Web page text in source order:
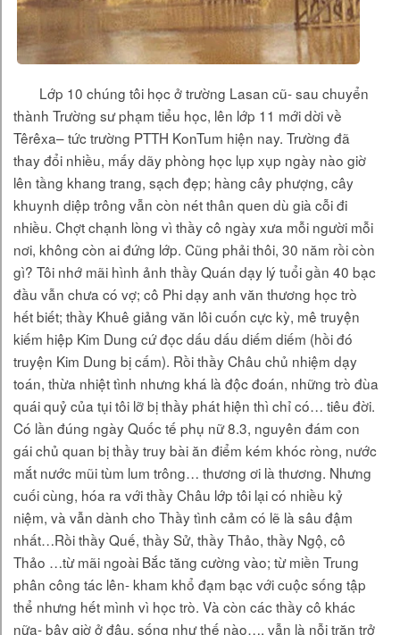
Lớp 10 chúng tôi học ở trường Lasan cũ- sau chuyển
thành Trường sư phạm tiểu học, lên lớp 11 mới dời về
Têrêxa– tức trường PTTH KonTum hiện nay. Trường đã
thay đổi nhiều, mấy dãy phòng học lụp xụp ngày nào giờ
lên tầng khang trang, sạch đẹp; hàng cây phượng, cây
khuynh diệp trông vẫn còn nét thân quen dù già cỗi đi
nhiều. Chợt chạnh lòng vì thầy cô ngày xưa mỗi người mỗi
nơi, không còn ai đứng lớp. Cũng phải thôi, 30 năm rồi còn
gì? Tôi nhớ mãi hình ảnh thầy Quán dạy lý tuổi gần 40 bạc
đầu vẫn chưa có vợ; cô Phi dạy anh văn thương học trò
hết biết; thầy Khuê giảng văn lôi cuốn cực kỳ, mê truyện
kiếm hiệp Kim Dung cứ đọc dấu dấu diếm diếm (hồi đó
truyện Kim Dung bị cấm). Rồi thầy Châu chủ nhiệm dạy
toán, thừa nhiệt tình nhưng khá là độc đoán, những trò đùa
quái quỷ của tụi tôi lỡ bị thầy phát hiện thì chỉ có… tiêu đời.
Có lần đúng ngày Quốc tế phụ nữ 8.3, nguyên đám con
gái chủ quan bị thầy truy bài ăn điểm kém khóc ròng, nước
mắt nước mũi tùm lum trông… thương ơi là thương. Nhưng
cuối cùng, hóa ra với thầy Châu lớp tôi lại có nhiều kỷ
niệm, và vẫn dành cho Thầy tình cảm có lẽ là sâu đậm
nhất…Rồi thầy Quế, thầy Sử, thầy Thảo, thầy Ngộ, cô
Thảo …từ mãi ngoài Bắc tăng cường vào; từ miền Trung
phân công tác lên- kham khổ đạm bạc với cuộc sống tập
thể nhưng hết mình vì học trò. Và còn các thầy cô khác
nữa- bây giờ ở đâu, sống như thế nào…, vẫn là nỗi trăn trở